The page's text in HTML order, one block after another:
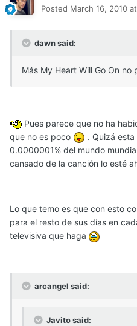
Posted March 16, 2010
dawn said:
Más My Heart Will Go On no
Pues parece que no ha
que no es poco
. Quizá
0.0000001% del mundo
cansado de la canción lo esté
Lo que temo es que con esto
para el resto de sus días en
televisiva que haga
arcangel said:
Javito said: